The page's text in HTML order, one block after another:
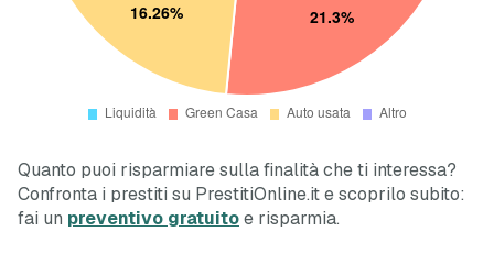
Quanto puoi risparmiare sulla finalità che ti interessa?
Confronta i prestiti su PrestitiOnline.it e scoprilo subito:
fai un preventivo gratuitoe risparmia.